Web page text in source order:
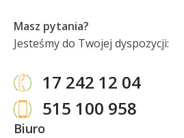
Masz pytania?
Jesteśmy do Twojej dyspozycji:
17 242 12 04
515 100 958
Biuro